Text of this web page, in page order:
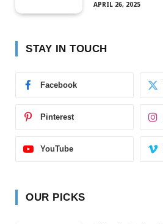
APRIL 26, 2025
STAY IN TOUCH
Facebook
Pinterest
YouTube
OUR PICKS